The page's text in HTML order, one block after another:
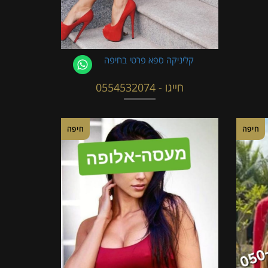
קליניקה ספא פרטי בחיפה
חייגו - 0554532074
חיפה חיפה